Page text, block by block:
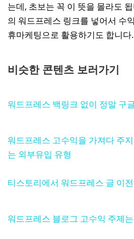
는데, 초보는 꼭 이 뜻을 몰라도
의 워드프레스 링크를 넣어서 수
휴마케팅으로 활용하기도 합니다.
비슷한 콘텐츠 보러가기
워드프레스 백링크 없이 정말 구
워드프레스 고수익을 가져다 주
는 외부유입 유형
티스토리에서 워드프레스 글 이
워드프레스 블로그 고수익 주제